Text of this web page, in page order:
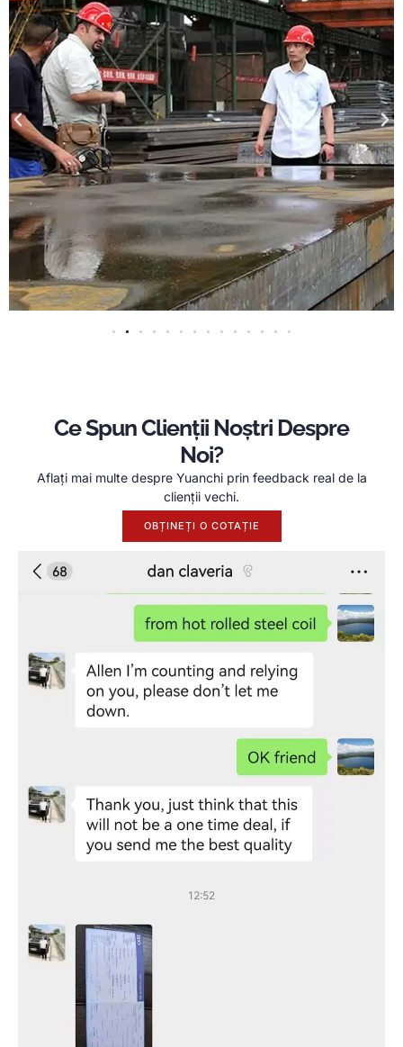
Ce Spun Clienții Noștri Despre
Noi?
Aflați mai multe despre Yuanchi prin feedback real de la
clienții vechi.
OBȚINEȚI O COTAȚIE